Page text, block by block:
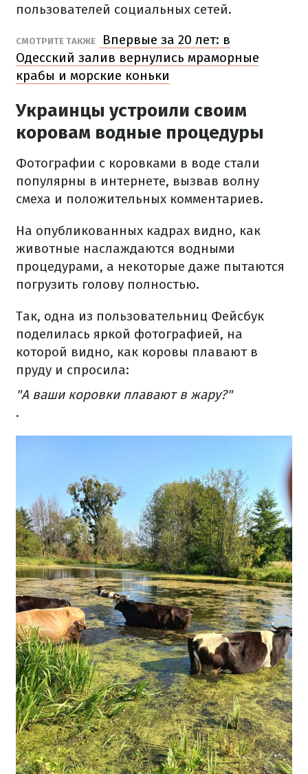
пользователей социальных сетей.
СМОТРИТЕ ТАКЖЕ
Впервые за 20 лет: в
Одесский залив вернулись мраморные
крабы и морские коньки
Украинцы устроили своим
коровам водные процедуры
Фотографии с коровками в воде стали
популярны в интернете, вызвав волну
смеха и положительных комментариев.
На опубликованных кадрах видно, как
животные наслаждаются водными
процедурами, а некоторые даже пытаются
погрузить голову полностью.
Так, одна из пользовательниц Фейсбук
поделилась яркой фотографией, на
которой видно, как коровы плавают в
пруду и спросила:
"А ваши коровки плавают в жару?"
.